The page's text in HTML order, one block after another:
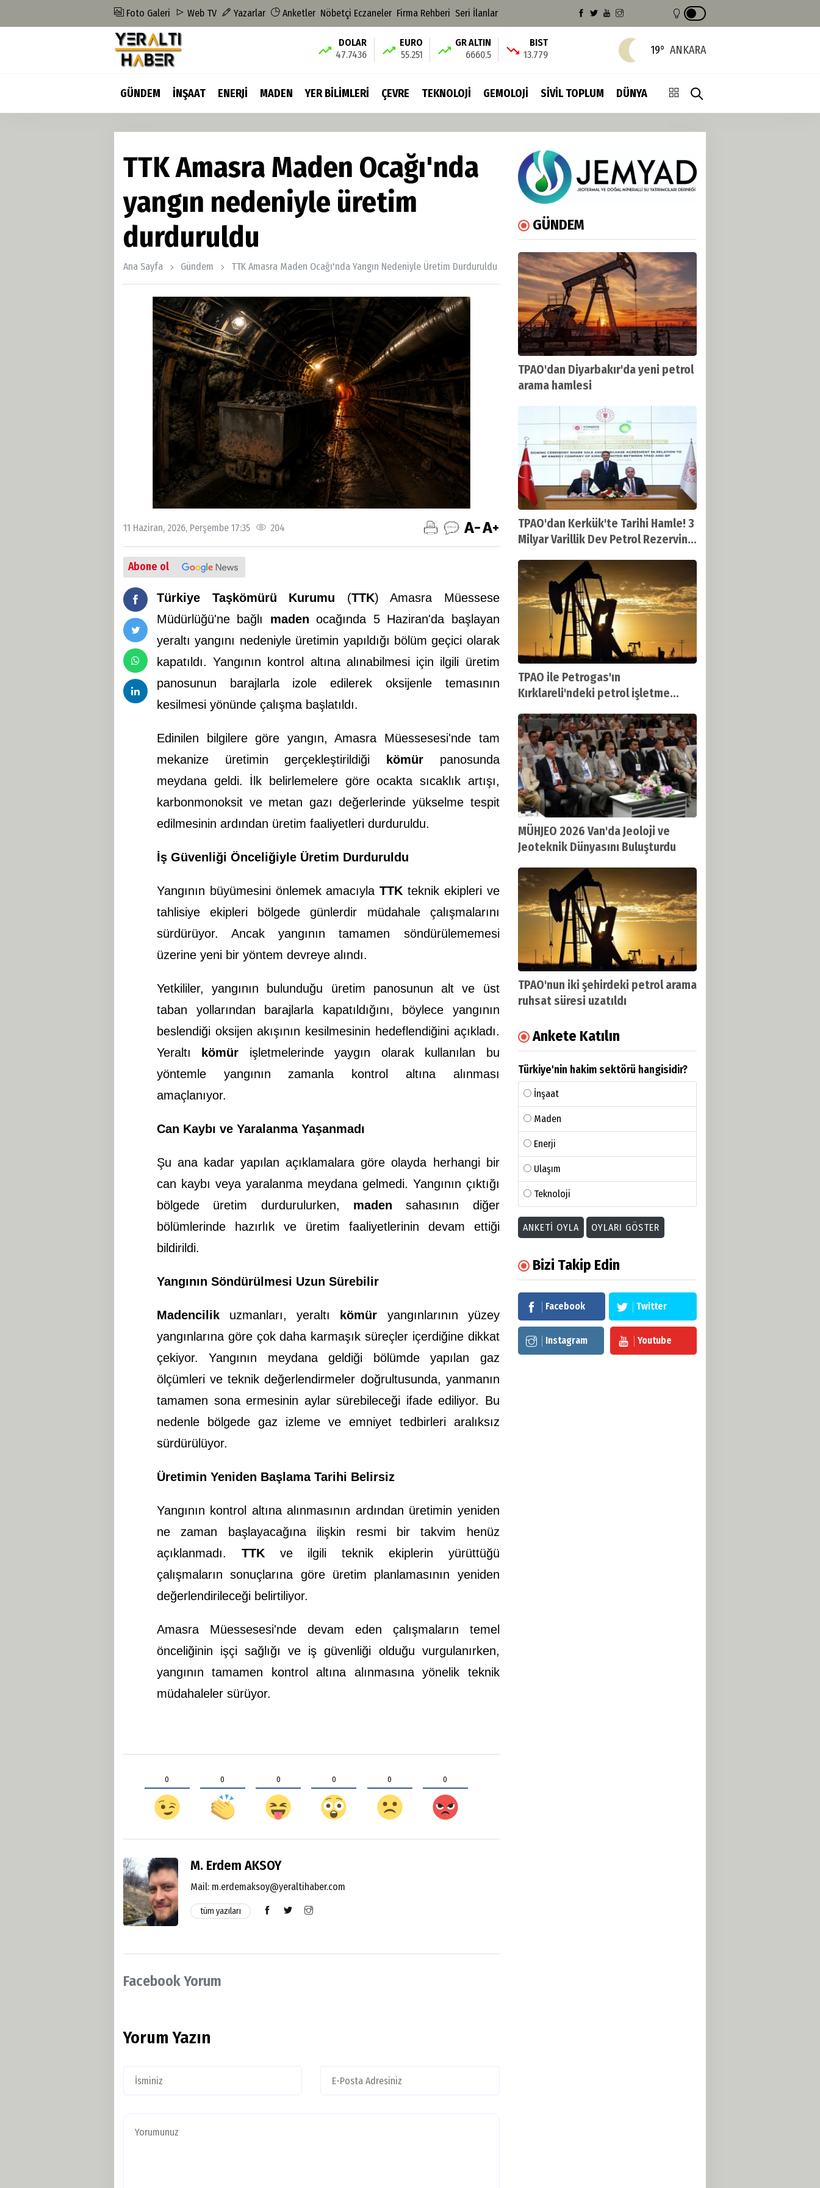
Foto Galeri Web TV Yazarlar Anketler Nöbetçi Eczaneler Firma Rehberi Seri İlanlar
DOLAR
47.7436
EURO
55.251
GR ALTIN
6660.5
BIST
13.779
19° ANKARA
GÜNDEM İNŞAAT ENERJİ MADEN YER BİLİMLERİ ÇEVRE TEKNOLOJİ GEMOLOJİ SİVİL TOPLUM DÜNYA
TTK Amasra Maden Ocağı'nda
yangın nedeniyle üretim
durduruldu
Ana Sayfa Gündem TTK Amasra Maden Ocağı'nda Yangın Nedeniyle Üretim Durduruldu
11 Haziran, 2026, Perşembe 17:35 204
Abone ol
Türkiye Taşkömürü Kurumu (TTK) Amasra Müessese
Müdürlüğü'ne bağlı maden ocağında 5 Haziran'da başlayan
yeraltı yangını nedeniyle üretimin yapıldığı bölüm geçici olarak
kapatıldı. Yangının kontrol altına alınabilmesi için ilgili üretim
panosunun barajlarla izole edilerek oksijenle temasının
kesilmesi yönünde çalışma başlatıldı.
Edinilen bilgilere göre yangın, Amasra Müessesesi'nde tam
mekanize üretimin gerçekleştirildiği
kömür panosunda
meydana geldi. İlk belirlemelere göre ocakta sıcaklık artışı,
karbonmonoksit ve metan gazı değerlerinde yükselme tespit
edilmesinin ardından üretim faaliyetleri durduruldu.
İş Güvenliği Önceliğiyle Üretim Durduruldu
Yangının büyümesini önlemek amacıylaTTK teknik ekipleri ve
tahlisiye ekipleri bölgede günlerdir müdahale çalışmalarını
sürdürüyor. Ancak yangının tamamen söndürülememesi
üzerine yeni bir yöntem devreye alındı.
Yetkililer, yangının bulunduğu üretim panosunun alt ve üst
taban yollarından barajlarla kapatıldığını, böylece yangının
beslendiği oksijen akışının kesilmesinin hedeflendiğini açıkladı.
Yeraltı
kömür işletmelerinde yaygın olarak kullanılan bu
yöntemle yangının zamanla kontrol altına alınması
amaçlanıyor.
Can Kaybı ve Yaralanma Yaşanmadı
Şu ana kadar yapılan açıklamalara göre olayda herhangi bir
can kaybı veya yaralanma meydana gelmedi. Yangının çıktığı
bölgede üretim durdurulurken, madensahasının diğer
bölümlerinde hazırlık ve üretim faaliyetlerinin devam ettiği
bildirildi.
Yangının Söndürülmesi Uzun Sürebilir
Madencilik uzmanları, yeraltı kömür yangınlarının yüzey
yangınlarına göre çok daha karmaşık süreçler içerdiğine dikkat
çekiyor. Yangının meydana geldiği bölümde yapılan gaz
ölçümleri ve teknik değerlendirmeler doğrultusunda, yanmanın
tamamen sona ermesinin aylar sürebileceği ifade ediliyor. Bu
nedenle bölgede gaz izleme ve emniyet tedbirleri aralıksız
sürdürülüyor.
Üretimin Yeniden Başlama Tarihi Belirsiz
Yangının kontrol altına alınmasının ardından üretimin yeniden
ne zaman başlayacağına ilişkin resmi bir takvim henüz
açıklanmadı. TTKve ilgili teknik ekiplerin yürüttüğü
çalışmaların sonuçlarına göre üretim planlamasının yeniden
değerlendirileceği belirtiliyor.
Amasra Müessesesi'nde devam eden çalışmaların temel
önceliğinin işçi sağlığı ve iş güvenliği olduğu vurgulanırken,
yangının tamamen kontrol altına alınmasına yönelik teknik
müdahaleler sürüyor.
0 0 0 0 0 0
M. Erdem AKSOY
Mail: m.erdemaksoy@yeraltihaber.com
tüm yazıları
Facebook Yorum
Yorum Yazın
GÜNDEM
TPAO'dan Diyarbakır'da yeni petrol
arama hamlesi
TPAO'dan Kerkük'te Tarihi Hamle! 3
Milyar Varillik Dev Petrol Rezervine
TPAO ile Petrogas'ın
Kırklareli'ndeki petrol işletme
MÜHJEO 2026 Van'da Jeoloji ve
Jeoteknik Dünyasını Buluşturdu
TPAO'nun iki şehirdeki petrol arama
ruhsat süresi uzatıldı
Ankete Katılın
Türkiye'nin hakim sektörü hangisidir?
İnşaat
Maden
Enerji
Ulaşım
Teknoloji
ANKETI OYLA OYLARI GÖSTER
Bizi Takip Edin
Facebook Twitter
Instagram Youtube